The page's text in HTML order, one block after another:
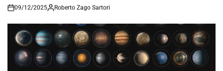
on
09/12/2025 Roberto Zago Sartori